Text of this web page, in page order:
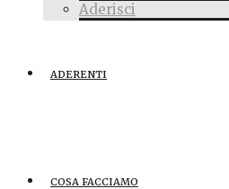
Aderisci
ADERENTI
COSA FACCIAMO